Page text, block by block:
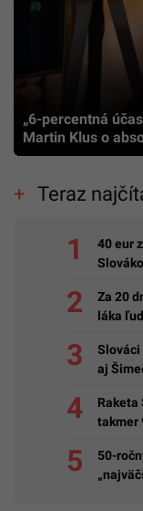
„6-percentná
Martin Klus o
Teraz
40 eur
Za 20
láka
Slováci
aj
Raketa
takmer
50-